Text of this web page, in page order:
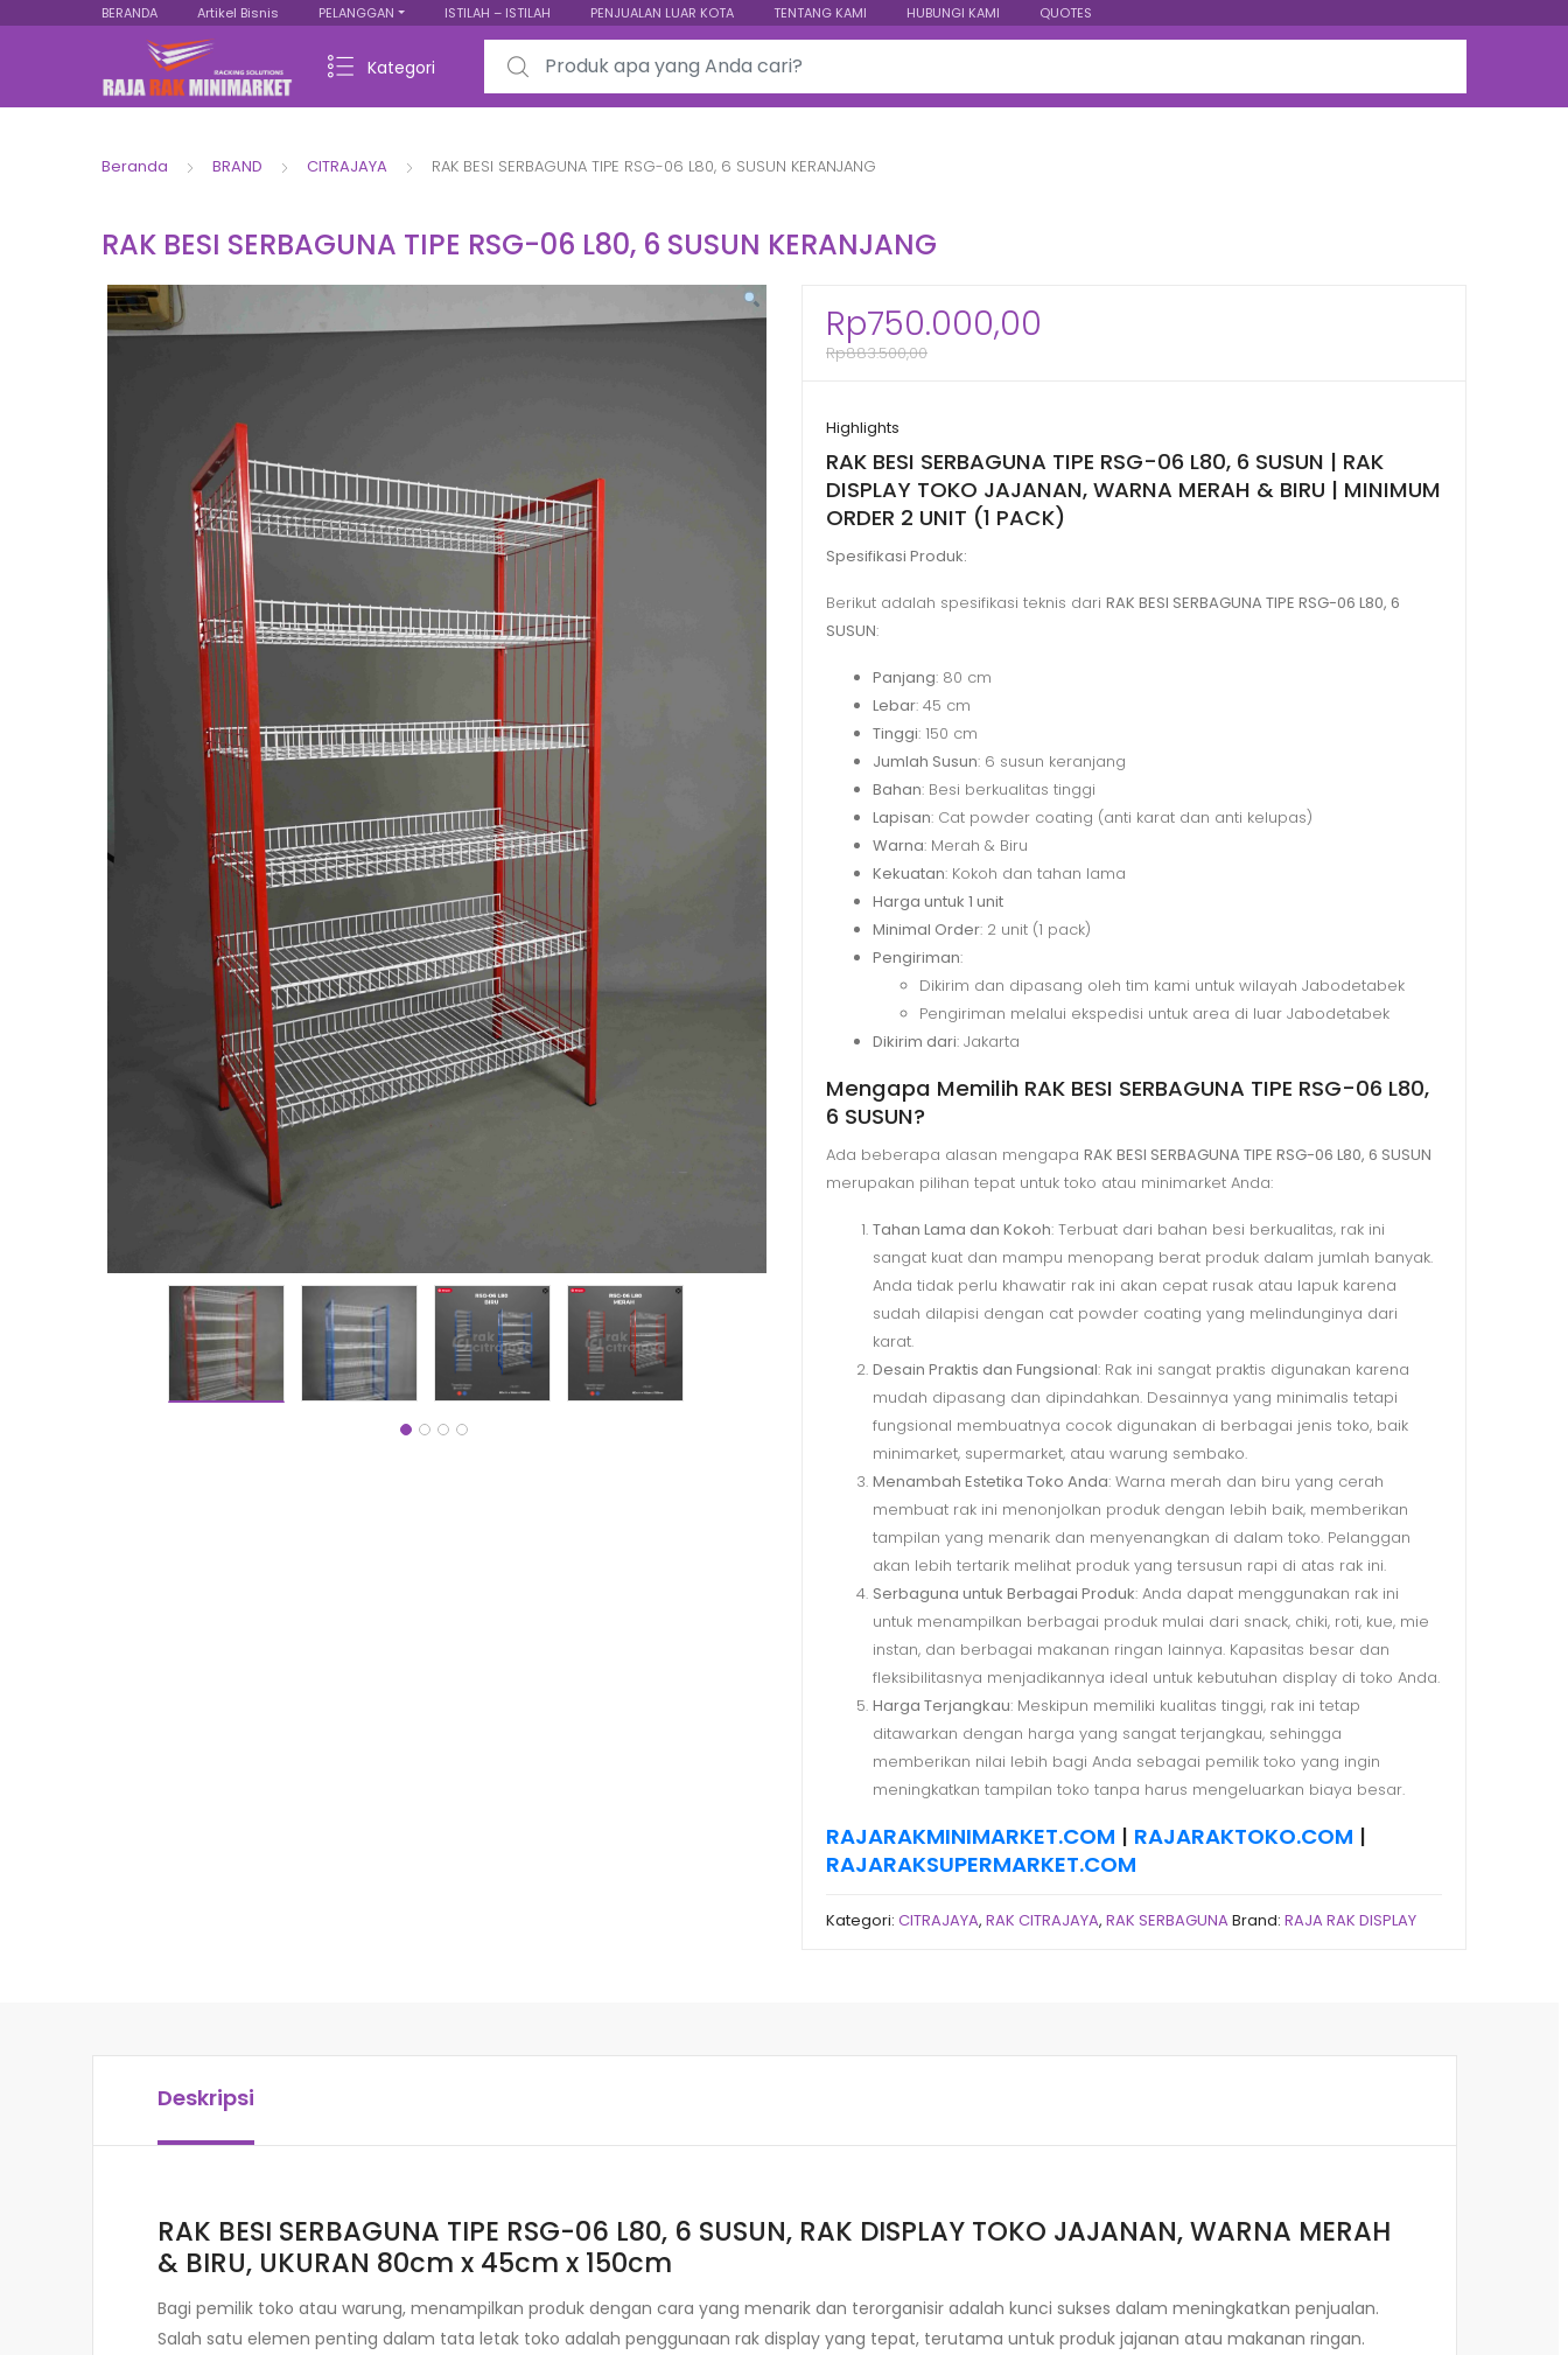
BERANDA Artikel Bisnis PELANGGAN ISTILAH – ISTILAH PENJUALAN LUAR KOTA TENTANG KAMI HUBUNGI KAMI QUOTES
Kategori
Search for:
Beranda BRAND CITRAJAYA RAK BESI SERBAGUNA TIPE RSG-06 L80, 6 SUSUN KERANJANG
RAK BESI SERBAGUNA TIPE RSG-06 L80, 6 SUSUN KERANJANG
Rp750.000,00
Rp883.500,00
Highlights
RAK BESI SERBAGUNA TIPE RSG-06 L80, 6 SUSUN | RAK
DISPLAY TOKO JAJANAN, WARNA MERAH & BIRU | MINIMUM
ORDER 2 UNIT (1 PACK)
Spesifikasi Produk:
Berikut adalah spesifikasi teknis dari RAK BESI SERBAGUNA TIPE RSG-06 L80, 6
SUSUN:
Panjang: 80 cm
Lebar: 45 cm
Tinggi: 150 cm
Jumlah Susun: 6 susun keranjang
Bahan: Besi berkualitas tinggi
Lapisan: Cat powder coating (anti karat dan anti kelupas)
Warna: Merah & Biru
Kekuatan: Kokoh dan tahan lama
Harga untuk 1 unit
Minimal Order: 2 unit (1 pack)
Pengiriman:
Dikirim dan dipasang oleh tim kami untuk wilayah Jabodetabek
Pengiriman melalui ekspedisi untuk area di luar Jabodetabek
Dikirim dari: Jakarta
Mengapa Memilih RAK BESI SERBAGUNA TIPE RSG-06 L80,
6 SUSUN?
Ada beberapa alasan mengapa RAK BESI SERBAGUNA TIPE RSG-06 L80, 6 SUSUN
merupakan pilihan tepat untuk toko atau minimarket Anda:
Tahan Lama dan Kokoh: Terbuat dari bahan besi berkualitas, rak ini
sangat kuat dan mampu menopang berat produk dalam jumlah banyak.
Anda tidak perlu khawatir rak ini akan cepat rusak atau lapuk karena
sudah dilapisi dengan cat powder coating yang melindunginya dari
karat.
Desain Praktis dan Fungsional: Rak ini sangat praktis digunakan karena
mudah dipasang dan dipindahkan. Desainnya yang minimalis tetapi
fungsional membuatnya cocok digunakan di berbagai jenis toko, baik
minimarket, supermarket, atau warung sembako.
Menambah Estetika Toko Anda: Warna merah dan biru yang cerah
membuat rak ini menonjolkan produk dengan lebih baik, memberikan
tampilan yang menarik dan menyenangkan di dalam toko. Pelanggan
akan lebih tertarik melihat produk yang tersusun rapi di atas rak ini.
Serbaguna untuk Berbagai Produk: Anda dapat menggunakan rak ini
untuk menampilkan berbagai produk mulai dari snack, chiki, roti, kue, mie
instan, dan berbagai makanan ringan lainnya. Kapasitas besar dan
fleksibilitasnya menjadikannya ideal untuk kebutuhan display di toko Anda.
Harga Terjangkau: Meskipun memiliki kualitas tinggi, rak ini tetap
ditawarkan dengan harga yang sangat terjangkau, sehingga
memberikan nilai lebih bagi Anda sebagai pemilik toko yang ingin
meningkatkan tampilan toko tanpa harus mengeluarkan biaya besar.
RAJARAKMINIMARKET.COM | RAJARAKTOKO.COM |
RAJARAKSUPERMARKET.COM
Kategori: CITRAJAYA, RAK CITRAJAYA, RAK SERBAGUNABrand: RAJA RAK DISPLAY
Deskripsi
RAK BESI SERBAGUNA TIPE RSG-06 L80, 6 SUSUN, RAK DISPLAY TOKO JAJANAN, WARNA MERAH
& BIRU, UKURAN 80cm x 45cm x 150cm
Bagi pemilik toko atau warung, menampilkan produk dengan cara yang menarik dan terorganisir adalah kunci sukses dalam meningkatkan penjualan.
Salah satu elemen penting dalam tata letak toko adalah penggunaan rak display yang tepat, terutama untuk produk jajanan atau makanan ringan.